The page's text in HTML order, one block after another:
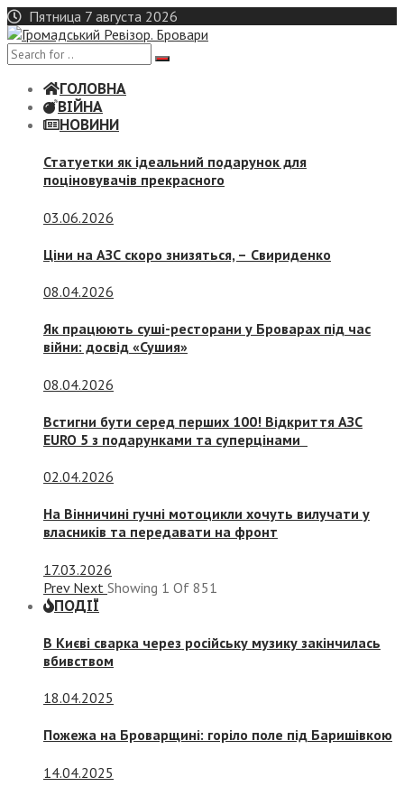
Skip
to
content
Пятница 7 августа 2026
ГОЛОВНА
ВІЙНА
НОВИНИ
Статуетки як ідеальний подарунок для
поціновувачів прекрасного
03.06.2026
Ціни на АЗС скоро знизяться, – Свириденко
08.04.2026
Як працюють суші-ресторани у Броварах під час
війни: досвід «Сушия»
08.04.2026
Встигни бути серед перших 100! Відкриття АЗС
EURO 5 з подарунками та суперцінами
02.04.2026
На Вінничині гучні мотоцикли хочуть вилучати у
власників та передавати на фронт
17.03.2026
Prev Next Showing 1 Of 851
ПОДІЇ
В Києві сварка через російську музику закінчилась
вбивством
18.04.2025
Пожежа на Броварщині: горіло поле під Баришівкою
14.04.2025